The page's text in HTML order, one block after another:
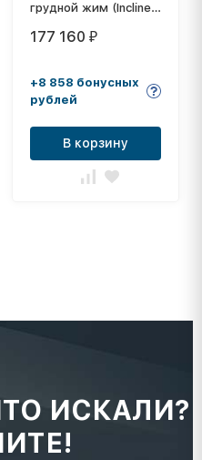
грудной жим (Incline
177 160 ₽
+8 858 бонусных
рублей
В корзину
ИСКАЛИ?